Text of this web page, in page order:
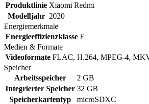
Produktlinie Xiaomi Redmi
Modelljahr 2020
Energiemerkmale
Energieeffizienzklasse E
Medien & Formate
Videoformate FLAC, H.264, MPEG-4,
Speicher
Arbeitsspeicher
2 GB
Integrierter Speicher 32 GB
Speicherkartentyp
microSDXC